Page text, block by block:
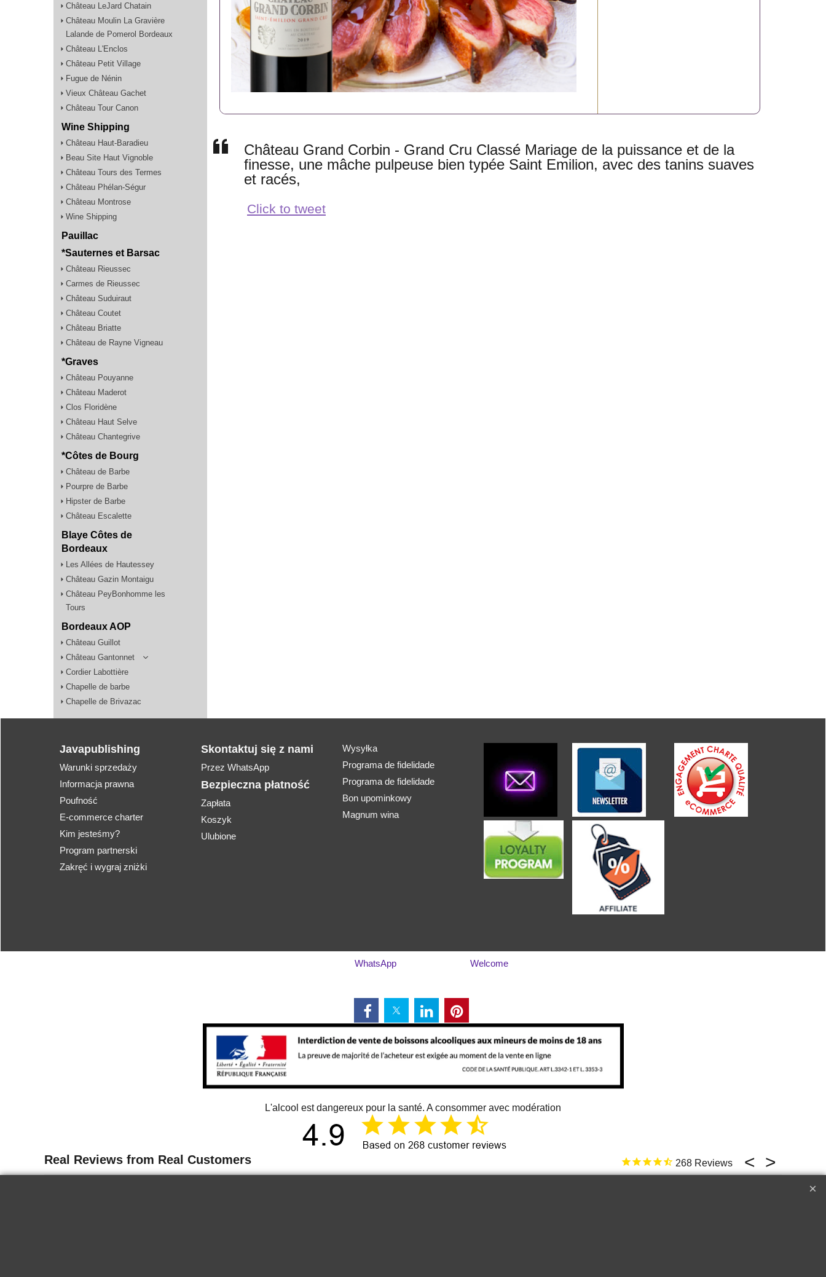
Château LeJard Chatain
Château Moulin La Gravière
Lalande de Pomerol Bordeaux
Château L'Enclos
Château Petit Village
Fugue de Nénin
Vieux Château Gachet
Château Tour Canon
Wine Shipping
Château Haut-Baradieu
Beau Site Haut Vignoble
Château Tours des Termes
Château Phélan-Ségur
Château Montrose
Wine Shipping
Pauillac
*Sauternes et Barsac
Château Rieussec
Carmes de Rieussec
Château Suduiraut
Château Coutet
Château Briatte
Château de Rayne Vigneau
*Graves
Château Pouyanne
Château Maderot
Clos Floridène
Château Haut Selve
Château Chantegrive
*Côtes de Bourg
Château de Barbe
Pourpre de Barbe
Hipster de Barbe
Château Escalette
Blaye Côtes de
Bordeaux
Les Allées de Hautessey
Château Gazin Montaigu
Château PeyBonhomme les
Tours
Bordeaux AOP
Château Guillot
Château Gantonnet
Cordier Labottière
Chapelle de barbe
Chapelle de Brivazac
Château Grand Corbin - Grand Cru Classé Mariage de la puissance et de la
finesse, une mâche pulpeuse bien typée Saint Emilion, avec des tanins suaves
et racés,
Click to tweet
Javapublishing
Warunki sprzedaży
Informacja prawna
Poufność
E-commerce charter
Kim jesteśmy?
Program partnerski
Zakręć i wygraj zniżki
Skontaktuj się z nami
Przez WhatsApp
Bezpieczna płatność
Zapłata
Koszyk
Ulubione
Wysyłka
Programa de fidelidade
Programa de fidelidade
Bon upominkowy
Magnum wina
WhatsApp Welcome
L'alcool est dangereux pour la santé. A consommer avec modération
268